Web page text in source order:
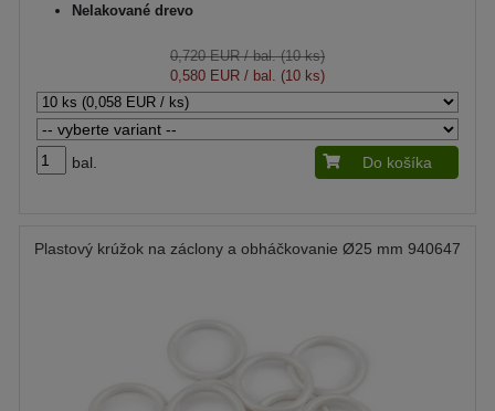
Nelakované drevo
0,720 EUR/ bal. (10 ks)
0,580 EUR / bal. (10 ks)
bal. Do košíka
Plastový krúžok na záclony a obháčkovanie Ø25 mm 940647